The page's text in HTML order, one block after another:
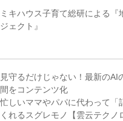
ミキハウス子育て総研による『
ジェクト』
見守るだけじゃない！最新のAI
間をコンテンツ化
忙しいママやパパに代わって「
くれるスグレモノ【雲云テクノ